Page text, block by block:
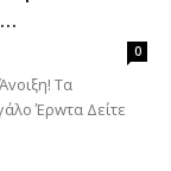
0
Tα
Έρwτα Δείτε